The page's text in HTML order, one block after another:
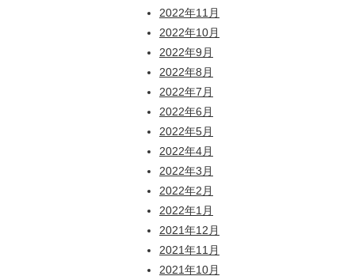
2022年11月
2022年10月
2022年9月
2022年8月
2022年7月
2022年6月
2022年5月
2022年4月
2022年3月
2022年2月
2022年1月
2021年12月
2021年11月
2021年10月